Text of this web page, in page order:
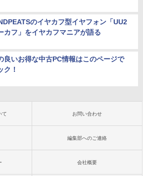
のイヤカフ型イヤフォン「UU2
カフ」をイヤカフマニアが語る
良いお得な中古PC情報はこのページで
ク！
て お問い合わせ
編集部へのご連絡
会社概要